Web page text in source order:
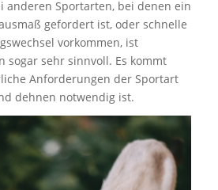
anderen Sportarten, bei denen ein
gefordert ist, oder schnelle
vorkommen, ist
sogar sehr sinnvoll. Es kommt
Anforderungen der Sportart
dehnen notwendig ist.